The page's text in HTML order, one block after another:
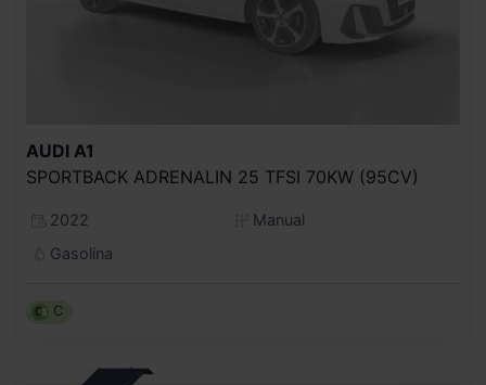
AUDI A1
SPORTBACK ADRENALIN 25 TFSI 70KW (95CV)
2022
Manual
Gasolina
C